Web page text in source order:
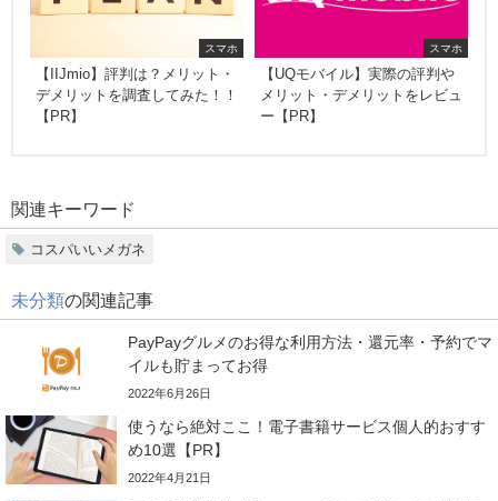
スマホ
【IIJmio】評判は？メリット・
デメリットを調査してみた！！
【PR】
スマホ
【UQモバイル】実際の評判や
メリット・デメリットをレビュ
ー【PR】
関連キーワード
コスパいいメガネ
未分類の関連記事
PayPayグルメのお得な利用方法・還元率・予約でマ
イルも貯まってお得
2022年6月26日
使うなら絶対ここ！電子書籍サービス個人的おすす
め10選【PR】
2022年4月21日